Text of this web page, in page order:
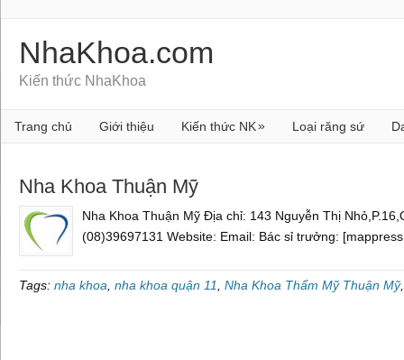
NhaKhoa.com
Kiến thức NhaKhoa
Trang chủ Giới thiệu Kiến thức NK» Loại răng sứ
Nha Khoa Thuận Mỹ
Nha Khoa Thuận Mỹ Địa chỉ: 143 Nguyễn Thị
(08)39697131 Website: Email: Bác sỉ trưởng:
Tags: nha khoa nha khoa quận 11 Nha Khoa Thẩm Mỹ Thuận Mỹ